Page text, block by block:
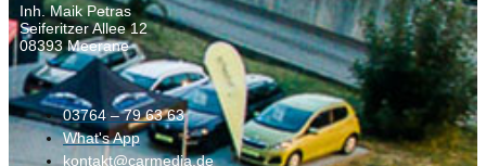
Inh. Maik Petras
Seiferitzer Allee 12
08393 Meerane
03764 – 79 63 63
What's App
kontakt@carmedia.de